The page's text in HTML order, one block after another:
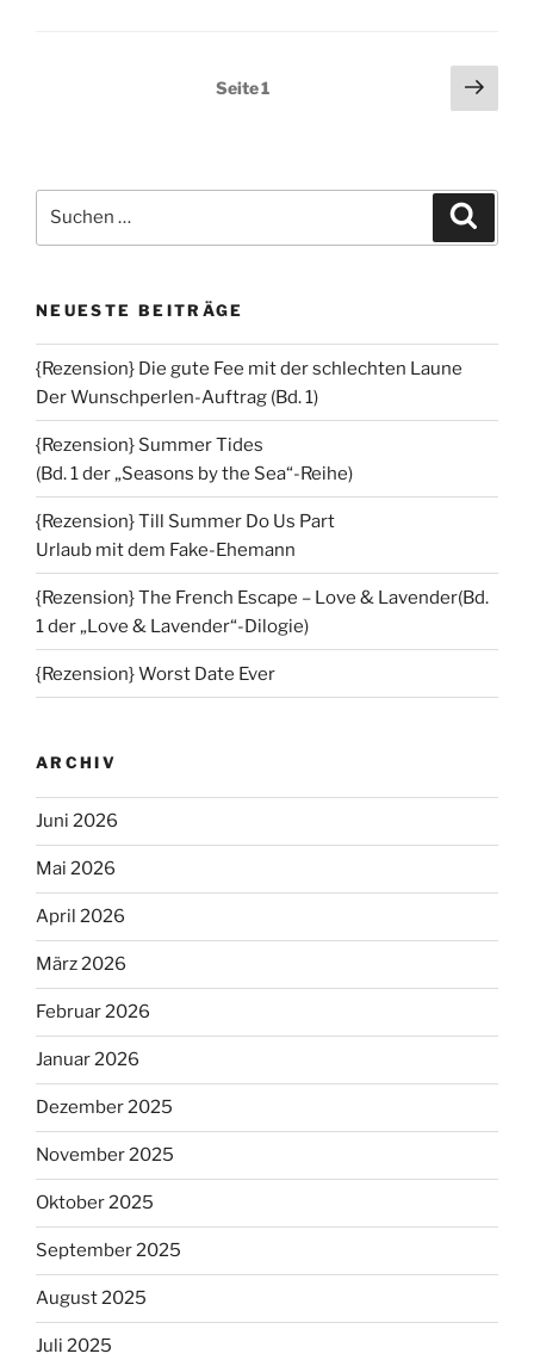
Seitennummerierung
Seite1
nach:
NEUESTE BEITRÄGE
{Rezension} Die gute Fee mit der schlechten Laune
Der Wunschperlen-Auftrag (Bd. 1)
{Rezension} Summer Tides
(Bd. 1 der „Seasons by the Sea“-Reihe)
{Rezension} Till Summer Do Us Part
Urlaub mit dem Fake-Ehemann
{Rezension} The French Escape – Love & Lavender(Bd.
1 der „Love & Lavender“-Dilogie)
{Rezension} Worst Date Ever
ARCHIV
Juni 2026
Mai 2026
April 2026
März 2026
Februar 2026
Januar 2026
Dezember 2025
November 2025
Oktober 2025
September 2025
August 2025
Juli 2025